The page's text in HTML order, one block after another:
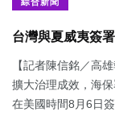
台灣與夏威夷簽
【記者陳信銘／高
擴大治理成效，海
在美國時間8月6日